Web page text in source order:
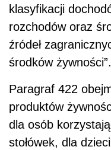
klasyfikacji
rozchodów oraz
źródeł
środków żywności”.
Paragraf 422
produktów
dla osób
stołówek, dla